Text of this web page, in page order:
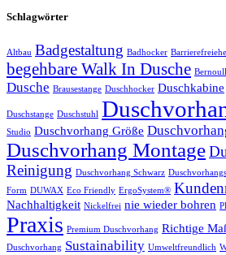
Schlagwörter
Altbau Badgestaltung Badhocker
begehbare Walk In Dusche
Dusche Brausestange Duschhocker Duschkabine
Duschstange Duschstuhl
Studio Duschvorhang Größe
Duschvorhang Montage
Reinigung Duschvorhang Schwarz
Form DUWAX Eco Friendly ErgoSystem®
Nachhaltigkeit Nickelfrei nie wieder bohren
Praxis Premium Duschvorhang Richtige
Duschvorhang Sustainability Umweltfreundlich